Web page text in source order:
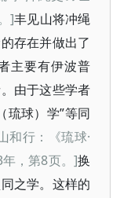
]丰见山将冲绳
存在并做出了
主要有伊波普
由于这些学者
琉球）学”等同
和行：《琉球·
，第8页。]换
之学。这样的